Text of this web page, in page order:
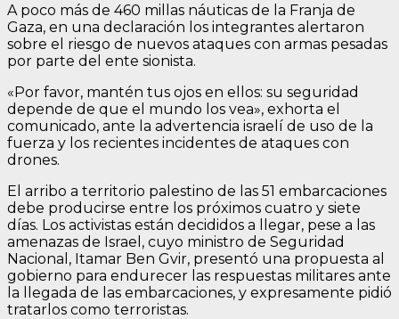
A poco más de 460 millas náuticas de la Franja de
Gaza, en una declaración los integrantes alertaron
sobre el riesgo de nuevos ataques con armas pesadas
por parte del ente sionista.
«Por favor, mantén tus ojos en ellos: su seguridad
depende de que el mundo los vea», exhorta el
comunicado, ante la advertencia israelí de uso de la
fuerza y los recientes incidentes de ataques con
drones.
El arribo a territorio palestino de las 51 embarcaciones
debe producirse entre los próximos cuatro y siete
días. Los activistas están decididos a llegar, pese a las
amenazas de Israel, cuyo ministro de Seguridad
Nacional, Itamar Ben Gvir, presentó una propuesta al
gobierno para endurecer las respuestas militares ante
la llegada de las embarcaciones, y expresamente pidió
tratarlos como terroristas.